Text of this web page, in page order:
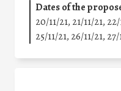
Dates of the
20/11/21, 21/11/21,
25/11/21, 26/11/21,